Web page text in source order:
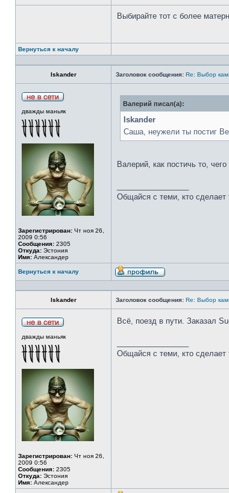
Выбирайте тот с более
Вернуться к началу
Iskander Заголовок сообщения: Re: Выбор
дважды маньяк
Зарегистрирован: Чт ноя 26,
2009 0:56
Сообщения: 2305
Откуда: Эстония
Имя: Александер
Валерий писал(а):
Iskander
Саша, неужели ты постиг
Валерий, как постичь то,
Общайся с теми, кто сделает
Вернуться к началу
Iskander Заголовок сообщения: Re: Выбор
дважды маньяк
Зарегистрирован: Чт ноя 26,
2009 0:56
Сообщения: 2305
Откуда: Эстония
Имя: Александер
Всё, поезд в пути. Заказал
Общайся с теми, кто сделает